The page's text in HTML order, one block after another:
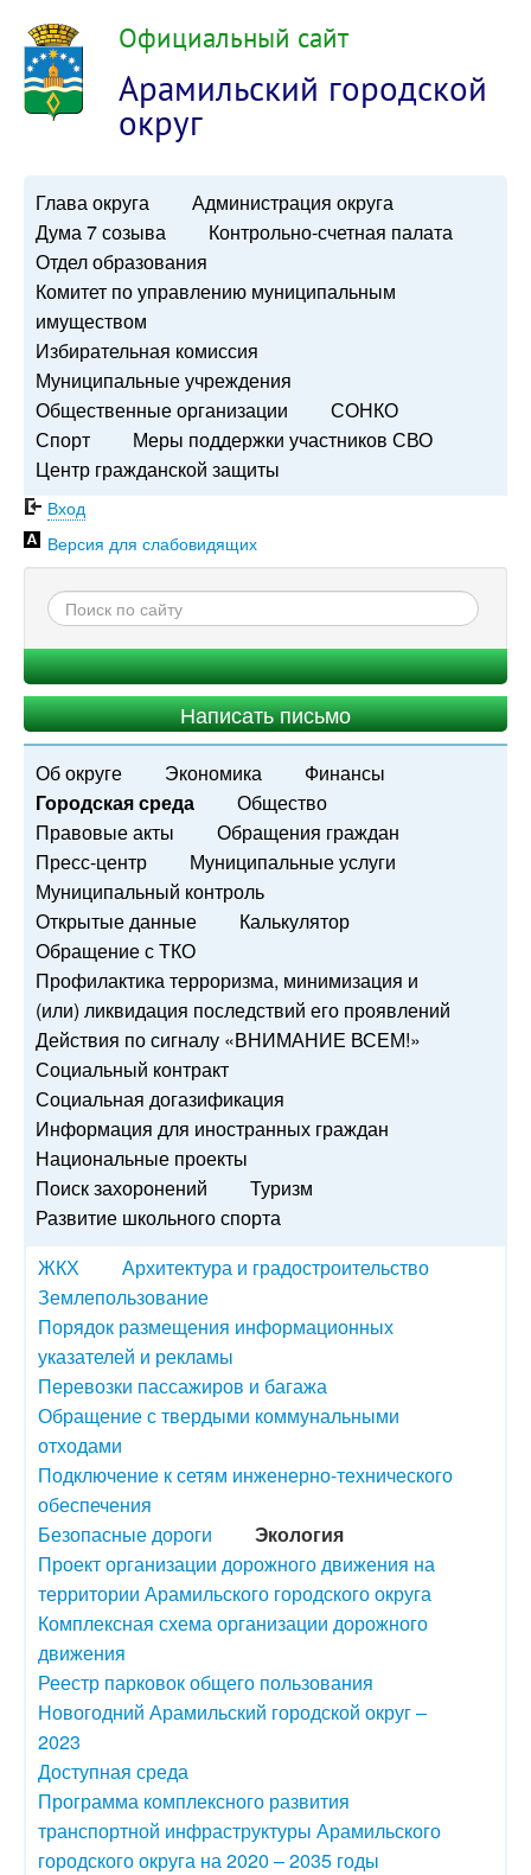
Официальный сайт
Арамильский городской
округ
Глава округа
Администрация округа
Дума 7 созыва
Контрольно-счетная палата
Отдел образования
Комитет по управлению муниципальным
имуществом
Избирательная комиссия
Муниципальные учреждения
Общественные организации
СОНКО
Спорт
Меры поддержки участников СВО
Центр гражданской защиты
Вход
Версия для слабовидящих
Написать письмо
Об округе Экономика
Финансы
Городская среда
Общество
Правовые акты
Обращения граждан
Пресс-центр
Муниципальные услуги
Муниципальный контроль
Открытые данные
Калькулятор
Обращение с ТКО
Профилактика терроризма, минимизация и
(или) ликвидация последствий его проявлений
Действия по сигналу «ВНИМАНИЕ ВСЕМ!»
Социальный контракт
Социальная догазификация
Информация для иностранных граждан
Национальные проекты
Поиск захоронений
Туризм
Развитие школьного спорта
ЖКХ
Архитектура и градостроительство
Землепользование
Порядок размещения информационных
указателей и рекламы
Перевозки пассажиров и багажа
Обращение с твердыми коммунальными
отходами
Подключение к сетям инженерно-технического
обеспечения
Безопасные дороги
Экология
Проект организации дорожного движения на
территории Арамильского городского округа
Комплексная схема организации дорожного
движения
Реестр парковок общего пользования
Новогодний Арамильский городской округ –
2023
Доступная среда
Программа комплексного развития
транспортной инфраструктуры Арамильского
городского округа на 2020 – 2035 годы